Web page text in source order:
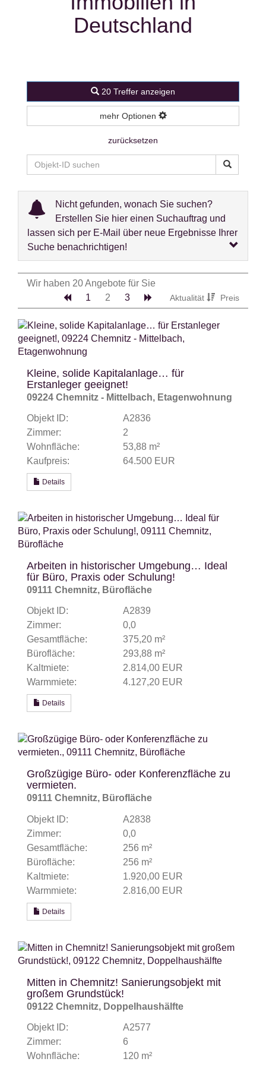
Deutschland
20 Treffer anzeigen
mehr Optionen
zurücksetzen
Nicht gefunden, wonach Sie suchen?
Erstellen Sie hier einen Suchauftrag und
lassen sich per E-Mail über neue Ergebnisse Ihrer
Suche benachrichtigen!
Wir haben 20 Angebote für Sie
1
2 3 Aktualität Preis
Kleine, solide Kapitalanlage… für
Erstanleger geeignet!
09224 Chemnitz - Mittelbach, Etagenwohnung
Objekt ID:
A2836
Zimmer:
2
Wohnfläche:
53,88 m²
Kaufpreis:
64.500 EUR
Details
Arbeiten in historischer Umgebung… Ideal
für Büro, Praxis oder Schulung!
09111 Chemnitz, Bürofläche
Objekt ID:
A2839
Zimmer:
0,0
Gesamtfläche:
375,20 m²
Bürofläche:
293,88 m²
Kaltmiete:
2.814,00 EUR
Warmmiete:
4.127,20 EUR
Details
Großzügige Büro- oder Konferenzfläche zu
vermieten.
09111 Chemnitz, Bürofläche
Objekt ID:
A2838
Zimmer:
0,0
Gesamtfläche:
256 m²
Bürofläche:
256 m²
Kaltmiete:
1.920,00 EUR
Warmmiete:
2.816,00 EUR
Details
Mitten in Chemnitz! Sanierungsobjekt mit
großem Grundstück!
09122 Chemnitz, Doppelhaushälfte
Objekt ID:
A2577
Zimmer:
6
Wohnfläche:
120 m²